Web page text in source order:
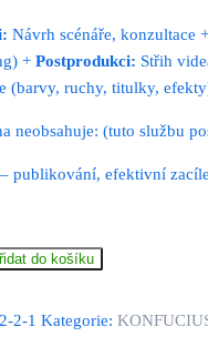
Návrh scénáře, konzultace
+Postprodukci: Střih
(barvy, ruchy, titulky,
neobsahuje: (tuto službu
– publikování, efektivní
do košíku
2-1 Kategorie: